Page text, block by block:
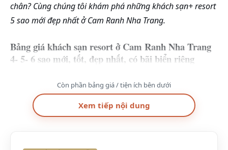
chân? Cùng chúng tôi khám phá những khách sạn+ resort
5 sao mới đẹp nhất ở Cam Ranh Nha Trang.
Bảng giá khách sạn resort ở Cam Ranh Nha Trang
4- 5- 6 sao mới, tốt, đẹp nhất, có bãi biển riêng
Khách sạn Địa chỉ
Giá phòng
tham khảo
Resort Cam
xã Cam Hải
Còn phần bảng giá / tiện ích bên dưới
Xem tiếp nội dung